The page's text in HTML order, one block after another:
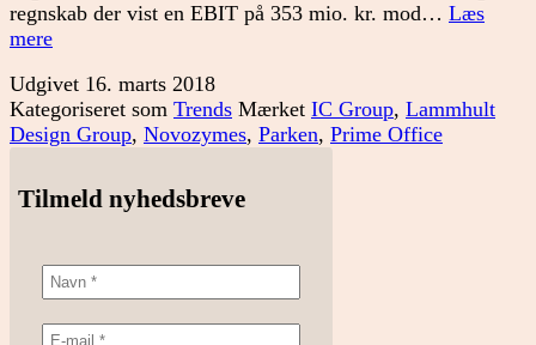
regnskab der vist en EBIT på 353 mio. kr. mod… Læs
mereMarkedet
sig
vandret
Udgivet 16. marts 2018
Kategoriseret som Trends Mærket IC Group, Lammhult
Design Group, Novozymes, Parken, Prime Office
Tilmeld nyhedsbreve